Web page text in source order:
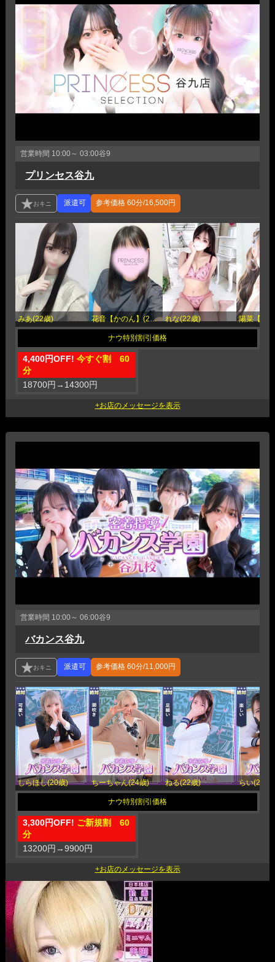
営業時間 10:00～ 03:00谷9
プリンセス谷九
参考価格60分/16,500円
みあ(22歳) 花音【かのん】(22歳) れな(22歳)
4,400円OFF! 今すぐ割 60
分
18700円→ 14300円
営業時間 10:00～ 06:00谷9
バカンス谷九
参考価格60分/11,000円
しらほし(20歳) ちーちゃん(24歳) ねる(22歳) らい(20歳)
3,300円OFF! ご新規割 60
分
13200円 →9900円